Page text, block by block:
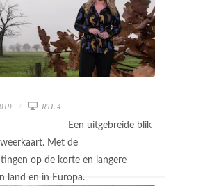
RTL 4
Een uitgebreide blik
Met de
op de korte en langere
land en in Europa.